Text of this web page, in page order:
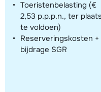
exacte locatie kan enigszins
Toeristenbelasting (€
2,53 p.p.p.n., ter
te voldoen)
Reserveringskosten +
bijdrage SGR